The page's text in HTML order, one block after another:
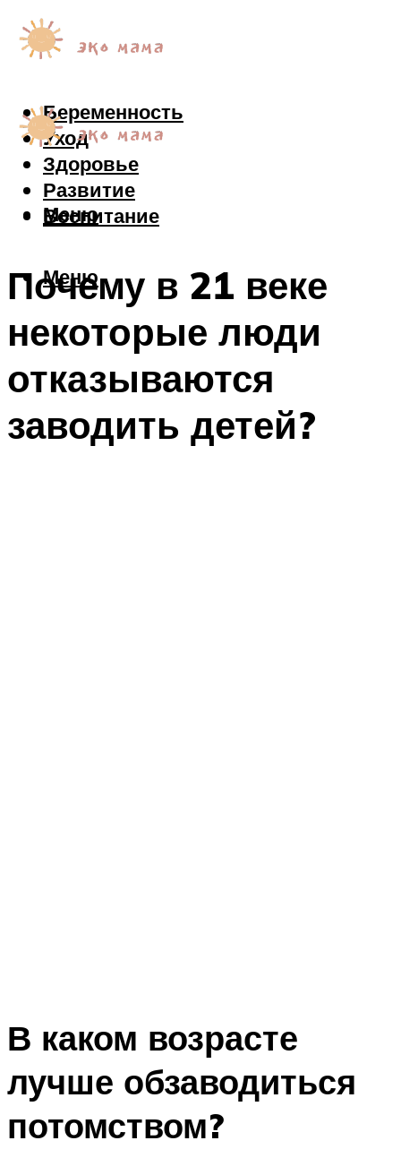
Беременность
Уход
Здоровье
Развитие
Воспитание
Меню
Меню
Почему в 21 веке
некоторые люди
отказываются
заводить детей?
В каком возрасте
лучше обзаводиться
потомством?